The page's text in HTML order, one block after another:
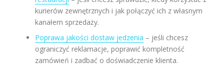
kurierów zewnętrznych i jak połączyć ich z własnym
kanałem sprzedaży.
Poprawa jakości dostaw jedzenia – jeśli chcesz
ograniczyć reklamacje, poprawić kompletność
zamówień i zadbać o doświadczenie klienta.